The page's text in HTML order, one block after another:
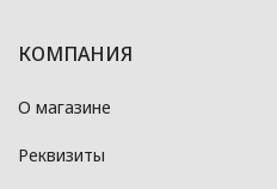
КОМПАНИЯ
О магазине
Реквизиты